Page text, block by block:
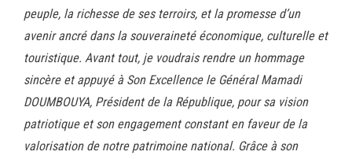
peuple, la richesse de ses terroirs, et la promesse d’un
avenir ancré dans la souveraineté économique, culturelle et
touristique. Avant tout, je voudrais rendre un hommage
sincère et appuyé à Son Excellence le Général Mamadi
DOUMBOUYA, Président de la République, pour sa vision
patriotique et son engagement constant en faveur de la
valorisation de notre patrimoine national. Grâce à son